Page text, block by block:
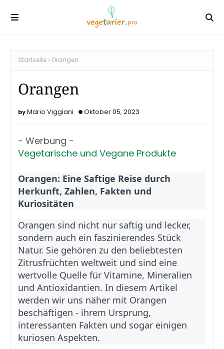
Startseite Orangen
Orangen
Mario Viggiani Oktober 05, 2023
- Werbung -
Vegetarische und Vegane Produkte
Orangen: Eine Saftige Reise durch
Herkunft, Zahlen, Fakten und
Kuriositäten
Orangen sind nicht nur saftig und lecker,
sondern auch ein faszinierendes Stück
Natur. Sie gehören zu den beliebtesten
Zitrusfrüchten weltweit und sind eine
wertvolle Quelle für Vitamine, Mineralien
und Antioxidantien. In diesem Artikel
werden wir uns näher mit Orangen
beschäftigen - ihrem Ursprung,
interessanten Fakten und sogar einigen
kuriosen Aspekten.